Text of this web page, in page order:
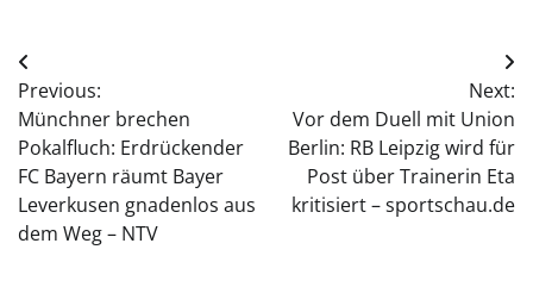
Post
navigation
Previous:
Münchner brechen
Pokalfluch: Erdrückender
FC Bayern räumt Bayer
Leverkusen gnadenlos aus
dem Weg – NTV
Next:
Vor dem Duell mit Union
Berlin: RB Leipzig wird für
Post über Trainerin Eta
kritisiert – sportschau.de